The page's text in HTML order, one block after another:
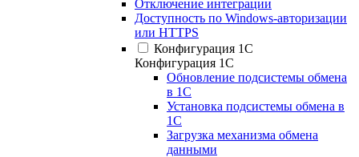
Отключение интеграции
Доступность по Windows-авторизации
или HTTPS
Конфигурация 1С
Конфигурация 1С
Обновление подсистемы обмена
в 1С
Установка подсистемы обмена в
1С
Загрузка механизма обмена
данными